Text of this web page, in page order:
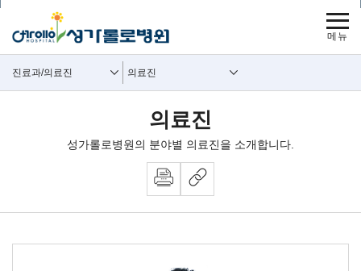
사이트
보조메뉴
진료과/의료진 의료진
의료진
성가롤로병원의 분야별 의료진을 소개합니다.